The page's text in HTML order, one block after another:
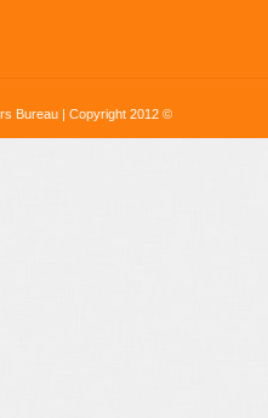
Bureau | Copyright 2012 ©